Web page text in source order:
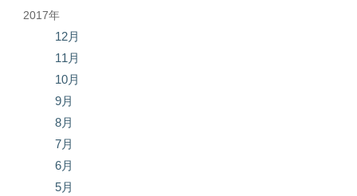
2017年
12月
11月
10月
9月
8月
7月
6月
5月